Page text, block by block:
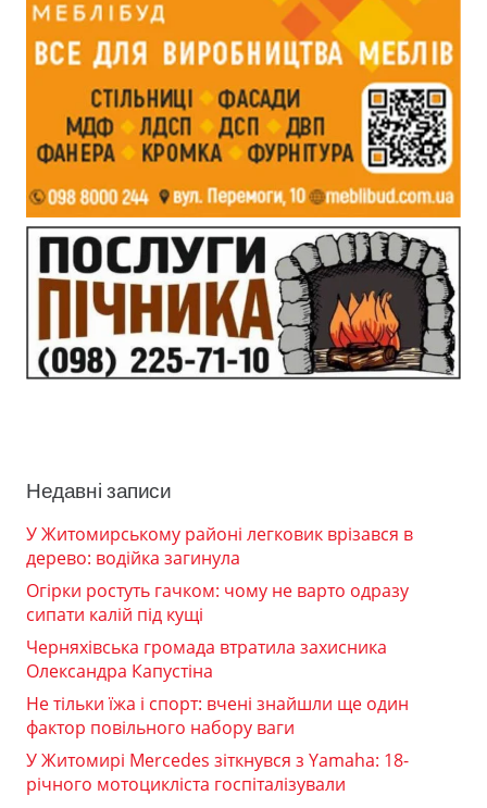
Недавні записи
У Житомирському районі легковик врізався в
дерево: водійка загинула
Огірки ростуть гачком: чому не варто одразу
сипати калій під кущі
Черняхівська громада втратила захисника
Олександра Капустіна
Не тільки їжа і спорт: вчені знайшли ще один
фактор повільного набору ваги
У Житомирі Mercedes зіткнувся з Yamaha: 18-
річного мотоцикліста госпіталізували